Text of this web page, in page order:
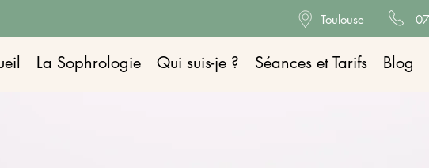
Toulouse
La Sophrologie Qui suis-je ? Séances et Tarifs Blog